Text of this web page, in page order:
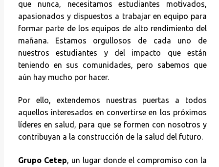
que nunca, necesitamos estudiantes motivados,
apasionados y dispuestos a trabajar en equipo para
formar parte de los equipos de alto rendimiento del
mañana. Estamos orgullosos de cada uno de
nuestros estudiantes y del impacto que están
teniendo en sus comunidades, pero sabemos que
aún hay mucho por hacer.
Por ello, extendemos nuestras puertas a todos
aquellos interesados en convertirse en los próximos
líderes en salud, para que se formen con nosotros y
contribuyan a la construcción de la salud del futuro.
Grupo Cetep, un lugar donde el compromiso con la